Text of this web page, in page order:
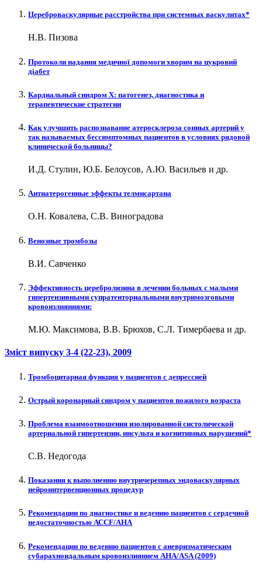
Цереброваскулярные расстройства при системных васкулитах*
Н.В. Пизова
Протоколи надання медичної допомоги хворим на цукровий
діабет
Кардиальный синдром Х: патогенез, диагностика и
терапевтические стратегии
Как улучшить распознавание атеросклероза сонных артерий у
так называемых бессимптомных пациентов в условиях рядовой
клинической больницы?
И.Д. Стулин, Ю.Б. Белоусов, А.Ю. Васильев и др.
Антиатерогенные эффекты телмисартана
О.Н. Ковалева, С.В. Виноградова
Венозные тромбозы
В.И. Савченко
Эффективность церебролизина в лечении больных с малыми
гипертензивными супратенториальными внутримозговыми
кровоизлияниями:
М.Ю. Максимова, В.В. Брюхов, С.Л. Тимербаева и др.
Зміст випуску 3-4 (22-23), 2009
Тромбоцитарная функция у пациентов с депрессией
Острый коронарный синдром у пациентов пожилого возраста
Проблема взаимоотношения изолированной систолической
артериальной гипертензии, инсульта и когнитивных нарушений*
С.В. Недогода
Показания к выполнению внутричерепных эндоваскулярных
нейроинтервенционных процедур
Рекомендации по диагностике и ведению пациентов с сердечной
недостаточностью АССF/AHA
Рекомендации по ведению пациентов с аневризматическим
субарахноидальным кровоизлиянием AHA/ASA (2009)